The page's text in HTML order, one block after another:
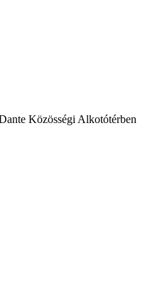
Közösségi Alkotótérben